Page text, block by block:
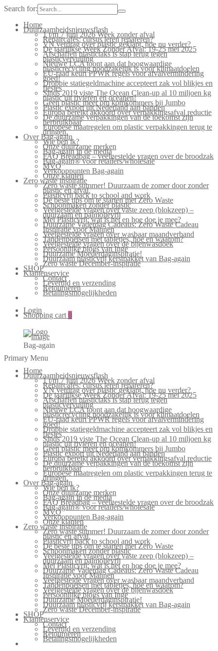
Search for:
Home
Duurzaamheidsnieuwsflash
1 t/m 7 juni 2026 Week zonder afval
Repaircafés: cursus leren repareren?
VN verdrag over plastic geklapt, hoe nu verder?
De jaarlijkse Week Zonder Afval: 19-25 mei 2025
Afschaffen plastictaks is stap terug tegen
plasticvervuiling
Nieuwe LCA toont aan dat hoogwaardige
plasticrecycling noodzakelijk is voor klimaatdoelen
EU-raad keurt PPWR regels voor afvalvermindering
goed!
Droppie statiegeldmachine accepteert zak vol blikjes en
flesjes
Sinds 2019 viste The Ocean Clean-up al 10 miljoen kg
plastic uit rivieren en oceanen!
Geen plastic meer om komkommers bij Jumbo
Plastic export uit Nederland aan banden
Europa bereikt akkoord over verpakkingsafval reductie
De duurzame verpakkingen van de toekomst zijn
herbruikbaar
Europese maatregelen om plastic verpakkingen terug te
dringen.
Over Bag-again
Wie ben ik?
Onze duurzame merken
Bag-again in de media
FAQ Breadbag – veelgestelde vragen over de broodzak
Bag-again® voor retailers/wholesale
MVO
Verkooppunten Bag-again
Onze klanten
Zero waste inspiratie
Zero waste summer! Duurzaam de zomer door zonder
plastic en afval.
Plasticvrij back to school and work
De beste tips om te starten met Zero Waste
Schoonmaken zonder plastic
Veelgestelde vragen over vaste zeep (blokzeep) –
duurzaam en palmolievrij
Mei Plasticvrij: wat is het en hoe doe je mee?
Duurzame Vaderdag Cadeaus: Zero Waste Cadeau
Inspiratie voor Mannen
Veelgestelde vragen over wasbaar maandverband
Tandenpoetsen met tabletjes, hoe en waarom?
Veelgestelde vragen over de bijenwasdoek
Persoonlijke blogs van Inge
Duurzame Moederdaginspiratie!
Duurzaam plasticvrij kerstpakket van Bag-again
Zero waste December-inspiratie
SHOP
Klantenservice
Contact
Levertijd en verzending
Retourneren
Betalingsmogelijkheden
Login
Shopping cart 0
Bag-again
Primary Menu
Home
Duurzaamheidsnieuwsflash
1 t/m 7 juni 2026 Week zonder afval
Repaircafés: cursus leren repareren?
VN verdrag over plastic geklapt, hoe nu verder?
De jaarlijkse Week Zonder Afval: 19-25 mei 2025
Afschaffen plastictaks is stap terug tegen
plasticvervuiling
Nieuwe LCA toont aan dat hoogwaardige
plasticrecycling noodzakelijk is voor klimaatdoelen
EU-raad keurt PPWR regels voor afvalvermindering
goed!
Droppie statiegeldmachine accepteert zak vol blikjes en
flesjes
Sinds 2019 viste The Ocean Clean-up al 10 miljoen kg
plastic uit rivieren en oceanen!
Geen plastic meer om komkommers bij Jumbo
Plastic export uit Nederland aan banden
Europa bereikt akkoord over verpakkingsafval reductie
De duurzame verpakkingen van de toekomst zijn
herbruikbaar
Europese maatregelen om plastic verpakkingen terug te
dringen.
Over Bag-again
Wie ben ik?
Onze duurzame merken
Bag-again in de media
FAQ Breadbag – veelgestelde vragen over de broodzak
Bag-again® voor retailers/wholesale
MVO
Verkooppunten Bag-again
Onze klanten
Zero waste inspiratie
Zero waste summer! Duurzaam de zomer door zonder
plastic en afval.
Plasticvrij back to school and work
De beste tips om te starten met Zero Waste
Schoonmaken zonder plastic
Veelgestelde vragen over vaste zeep (blokzeep) –
duurzaam en palmolievrij
Mei Plasticvrij: wat is het en hoe doe je mee?
Duurzame Vaderdag Cadeaus: Zero Waste Cadeau
Inspiratie voor Mannen
Veelgestelde vragen over wasbaar maandverband
Tandenpoetsen met tabletjes, hoe en waarom?
Veelgestelde vragen over de bijenwasdoek
Persoonlijke blogs van Inge
Duurzame Moederdaginspiratie!
Duurzaam plasticvrij kerstpakket van Bag-again
Zero waste December-inspiratie
SHOP
Klantenservice
Contact
Levertijd en verzending
Retourneren
Betalingsmogelijkheden